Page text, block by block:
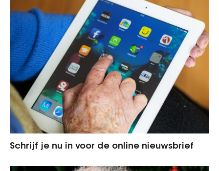
Schrijf je nu in voor de online nieuwsbrief